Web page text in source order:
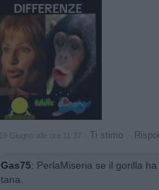
19 Giugno alle ore 11:37 Ti stimo
Gas75: PerlaMiseria se il gorilla
tana.